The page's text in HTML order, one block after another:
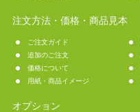
注文方法・価格・商品見本
ご注文ガイド
追加のご注文
価格について
用紙・商品イメージ
オプション